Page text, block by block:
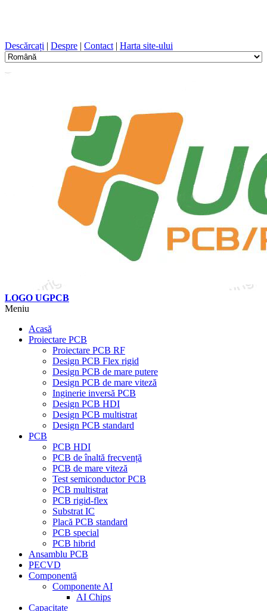
Descărcați | Despre | Contact | Harta site-ului
LOGO UGPCB
Meniu
Acasă
Proiectare PCB
Proiectare PCB RF
Design PCB Flex rigid
Design PCB de mare putere
Design PCB de mare viteză
Inginerie inversă PCB
Design PCB HDI
Design PCB multistrat
Design PCB standard
PCB
PCB HDI
PCB de înaltă frecvență
PCB de mare viteză
Test semiconductor PCB
PCB multistrat
PCB rigid-flex
Substrat IC
Placă PCB standard
PCB special
PCB hibrid
Ansamblu PCB
PECVD
Componentă
Componente AI
AI Chips
Capacitate